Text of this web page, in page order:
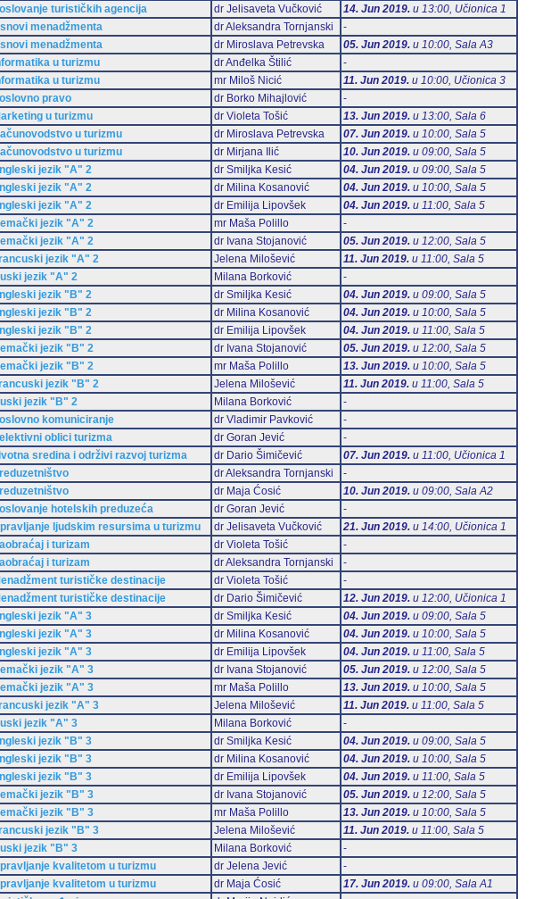
turističkih agencija dr Jelisaveta Vučković 14. Jun 2019.u 13:00, Učionica 1
menadžmenta dr Aleksandra Tornjanski
-
menadžmenta dr Miroslava Petrevska 05. Jun 2019.u 10:00, Sala А3
u turizmu dr Anđelka Štilić
-
u turizmu mr Miloš Nicić 11. Jun 2019.u 10:00, Učionica 3
pravo dr Borko Mihajlović
-
u turizmu dr Violeta Tošić 13. Jun 2019.u 13:00, Sala 6
u turizmu dr Miroslava Petrevska 07. Jun 2019.u 10:00, Sala 5
u turizmu dr Mirjana Ilić 10. Jun 2019.u 09:00, Sala 5
jezik "A" 2 dr Smiljka Kesić 04. Jun 2019.u 09:00, Sala 5
jezik "A" 2 dr Milina Kosanović 04. Jun 2019.u 10:00, Sala 5
jezik "A" 2 dr Emilija Lipovšek 04. Jun 2019.u 11:00, Sala 5
jezik "A" 2 mr Maša Polillo
-
jezik "A" 2 dr Ivana Stojanović 05. Jun 2019.u 12:00, Sala 5
jezik "A" 2 Jelena Milošević 11. Jun 2019.u 11:00, Sala 5
jezik "A" 2 Milana Borković
-
jezik "B" 2 dr Smiljka Kesić 04. Jun 2019.u 09:00, Sala 5
jezik "B" 2 dr Milina Kosanović 04. Jun 2019.u 10:00, Sala 5
jezik "B" 2 dr Emilija Lipovšek 04. Jun 2019.u 11:00, Sala 5
jezik "B" 2 dr Ivana Stojanović 05. Jun 2019.u 12:00, Sala 5
jezik "B" 2 mr Maša Polillo 13. Jun 2019.u 10:00, Sala 5
jezik "B" 2 Jelena Milošević 11. Jun 2019.u 11:00, Sala 5
jezik "B" 2 Milana Borković
-
komuniciranje dr Vladimir Pavković
-
oblici turizma dr Goran Jević
-
sredina i održivi razvoj turizma dr Dario Šimičević 07. Jun 2019.u 11:00, Učionica 1
dr Aleksandra Tornjanski
-
dr Maja Ćosić 10. Jun 2019.u 09:00, Sala А2
hotelskih preduzeća dr Goran Jević
-
ljudskim resursima u turizmu dr Jelisaveta Vučković 21. Jun 2019.u 14:00, Učionica 1
i turizam dr Violeta Tošić
-
i turizam dr Aleksandra Tornjanski
-
turističke destinacije dr Violeta Tošić
-
turističke destinacije dr Dario Šimičević 12. Jun 2019.u 12:00, Učionica 1
jezik "A" 3 dr Smiljka Kesić 04. Jun 2019.u 09:00, Sala 5
jezik "A" 3 dr Milina Kosanović 04. Jun 2019.u 10:00, Sala 5
jezik "A" 3 dr Emilija Lipovšek 04. Jun 2019.u 11:00, Sala 5
jezik "A" 3 dr Ivana Stojanović 05. Jun 2019.u 12:00, Sala 5
jezik "A" 3 mr Maša Polillo 13. Jun 2019.u 10:00, Sala 5
jezik "A" 3 Jelena Milošević 11. Jun 2019.u 11:00, Sala 5
jezik "A" 3 Milana Borković
-
jezik "B" 3 dr Smiljka Kesić 04. Jun 2019.u 09:00, Sala 5
jezik "B" 3 dr Milina Kosanović 04. Jun 2019.u 10:00, Sala 5
jezik "B" 3 dr Emilija Lipovšek 04. Jun 2019.u 11:00, Sala 5
jezik "B" 3 dr Ivana Stojanović 05. Jun 2019.u 12:00, Sala 5
jezik "B" 3 mr Maša Polillo 13. Jun 2019.u 10:00, Sala 5
jezik "B" 3 Jelena Milošević 11. Jun 2019.u 11:00, Sala 5
jezik "B" 3 Milana Borković
-
kvalitetom u turizmu dr Jelena Jević
-
kvalitetom u turizmu dr Maja Ćosić 17. Jun 2019.u 09:00, Sala А1